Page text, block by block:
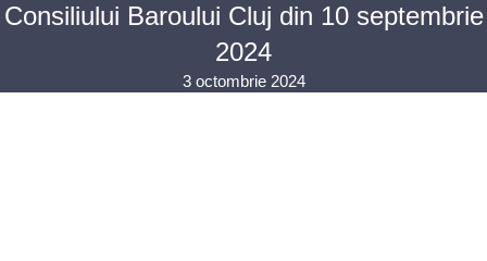
Consiliului Baroului Cluj din 10 septembrie
2024
3 octombrie 2024